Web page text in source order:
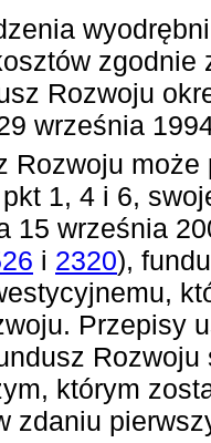
zgodnie
Rozwoju
września
Rozwoju
1, 4 i 6,
15 września
i 2320),
Przepisy
którym
zdaniu